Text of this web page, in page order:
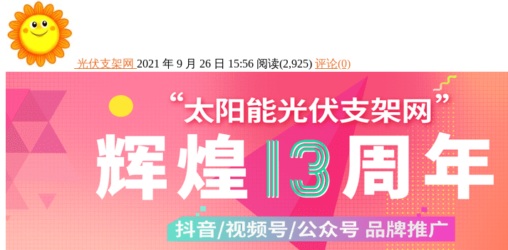
光伏支架网 2021 年 9 月 26 日 15:56 阅读(2,925) 评论(0)